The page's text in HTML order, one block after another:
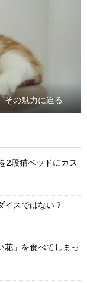
その魅力に迫る
2段猫ベッドにカス
イスではない？
花」を食べてしまっ